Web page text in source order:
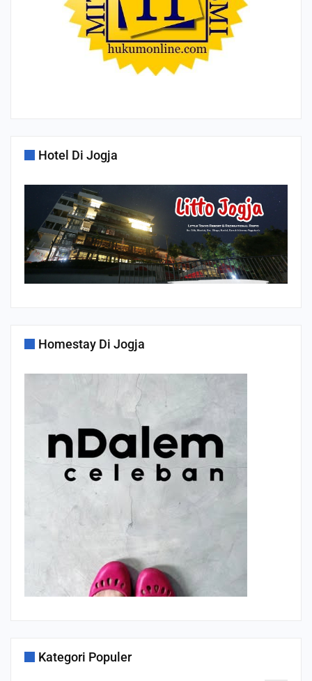
Hotel Di Jogja
Homestay Di Jogja
Kategori Populer